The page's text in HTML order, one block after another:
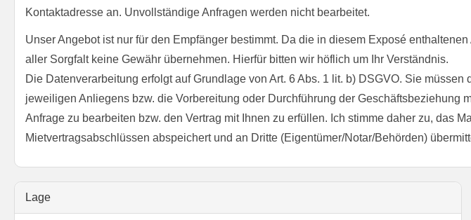
Kontaktadresse an. Unvollständige Anfragen werden nicht bearbeitet.
Unser Angebot ist nur für den Empfänger bestimmt. Da die in diesem Exposé
aller Sorgfalt keine Gewähr übernehmen. Hierfür bitten wir höflich um Ihr Verständnis.
Die Datenverarbeitung erfolgt auf Grundlage von Art. 6 Abs. 1 lit. b) DSGVO. Sie
jeweiligen Anliegens bzw. die Vorbereitung oder Durchführung der
Anfrage zu bearbeiten bzw. den Vertrag mit Ihnen zu erfüllen. Ich stimme daher zu, das
Mietvertragsabschlüssen abspeichert und an Dritte (Eigentümer/Notar/Behörden)
Lage